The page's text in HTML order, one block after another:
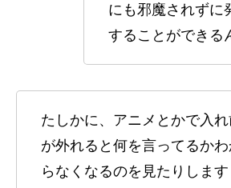
にも邪魔されずに
することができる
たしかに、アニメとかで入
が外れると何を言ってるか
らなくなるのを見たりします